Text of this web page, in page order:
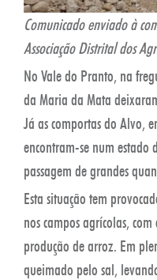
Comunicado enviado à
Associação Distrital dos
No Vale do Pranto, na
da Maria da Mata
Já as comportas do Alvo,
encontram-se num estado
passagem de grandes
Esta situação tem
nos campos agrícolas,
produção de arroz. Em
queimado pelo sal,